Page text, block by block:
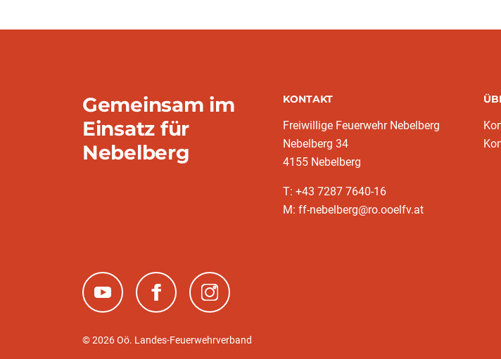
Gemeinsam im
Einsatz für
Nebelberg
KONTAKT
Freiwillige Feuerwehr Nebelberg
Nebelberg 34
4155 Nebelberg
T: +43 7287 7640-16
M: ff-nebelberg@ro.ooelfv.at
(neues Fenster)(neues Fenster)(neues Fenster)
© 2026 Oö. Landes-Feuerwehrverband